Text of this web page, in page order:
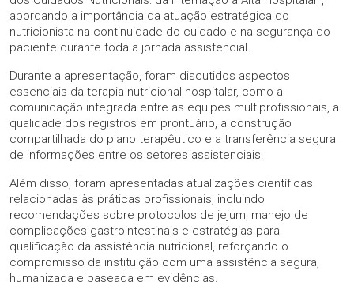
abordando a importância da atuação estratégica do
nutricionista na continuidade do cuidado e na segurança do
paciente durante toda a jornada assistencial.
Durante a apresentação, foram discutidos aspectos
essenciais da terapia nutricional hospitalar, como a
comunicação integrada entre as equipes multiprofissionais, a
qualidade dos registros em prontuário, a construção
compartilhada do plano terapêutico e a transferência segura
de informações entre os setores assistenciais.
Além disso, foram apresentadas atualizações científicas
relacionadas às práticas profissionais, incluindo
recomendações sobre protocolos de jejum, manejo de
complicações gastrointestinais e estratégias para
qualificação da assistência nutricional, reforçando o
compromisso da instituição com uma assistência segura,
humanizada e baseada em evidências.